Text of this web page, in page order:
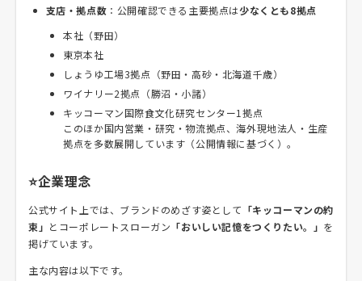
支店・拠点数 ：公開確認できる主要拠点は少なくとも8拠点
本社（野田）
東京本社
しょうゆ工場3拠点（野田・高砂・北海道千歳）
ワイナリー2拠点（勝沼・小諸）
キッコーマン国際食文化研究センター1拠点
このほか国内営業・研究・物流拠点、海外現地法人・生産
拠点を多数展開しています（公開情報に基づく）。
⭐企業理念
公式サイト上では、ブランドのめざす姿として 「キッコーマンの約
束」 とコーポレートスローガン 「おいしい記憶をつくりたい。」 を
掲げています。
主な内容は以下です。